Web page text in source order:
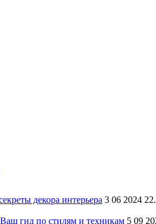
декора интерьера 3 06 2024
гид по стилям и техникам 5 09